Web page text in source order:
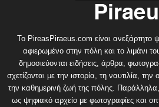
Το PireasPiraeus.com είναι ανεξάρτητο
αφιερωμένο στην πόλη και το λιμάνι
δημοσιεύονται ειδήσεις, άρθρα,
σχετίζονται με την ιστορία, τη ναυτιλία, την
την καθημερινή ζωή της πόλης.
ως ψηφιακό αρχείο με φωτογραφίες και